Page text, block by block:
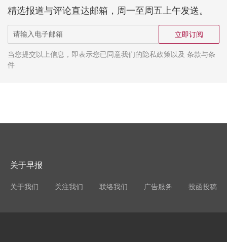
精选报道与评论直达邮箱，周一至周五上午发送。
立即订阅
当您提交以上信息，即表示您已同意我们的隐私政策以及 条款与条
件
关于早报
关于我们 关注我们 联络我们 广告服务 投函投稿